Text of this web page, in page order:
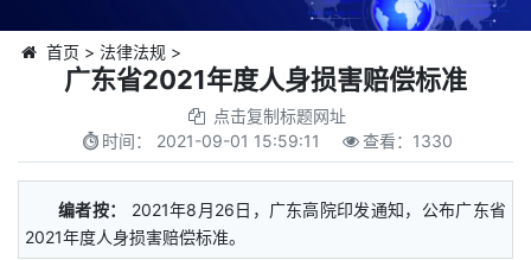
首页 > 法律法规 >
广东省2021年度人身损害赔偿标准
点击复制标题网址
时间： 2021-09-01 15:59:11 查看： 1330
编者按：
2021年8月26日，广东高院印发通知，公布广东省
2021年度人身损害赔偿标准。